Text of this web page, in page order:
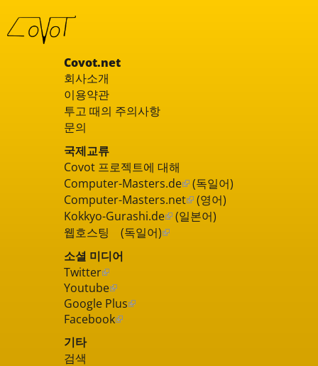
Covot.net
회사소개
이용약관
투고 때의 주의사항
문의
국제교류
Covot 프로젝트에 대해
Computer-Masters.de (독일어)
Computer-Masters.net (영어)
Kokkyo-Gurashi.de (일본어)
웹호스팅 (독일어)
소셜 미디어
Twitter
Youtube
Google Plus
Facebook
기타
검색